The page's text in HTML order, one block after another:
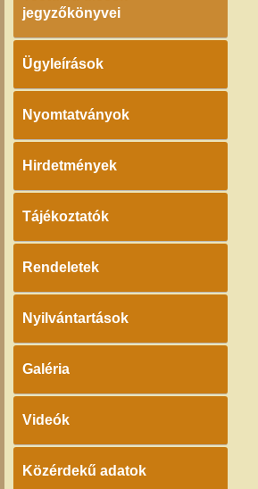
jegyzőkönyvei
Ügyleírások
Nyomtatványok
Hirdetmények
Tájékoztatók
Rendeletek
Nyilvántartások
Galéria
Videók
Közérdekű adatok